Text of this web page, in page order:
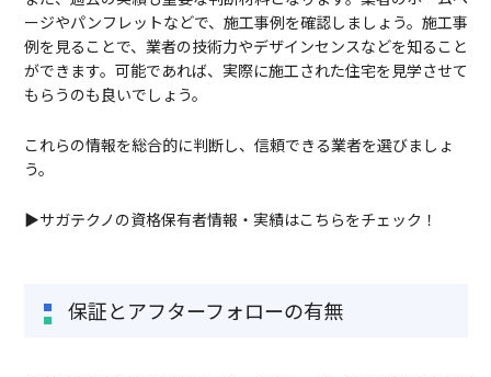
ージやパンフレットなどで、施工事例を確認しましょう。施工事
例を見ることで、業者の技術力やデザインセンスなどを知ること
ができます。可能であれば、実際に施工された住宅を見学させて
もらうのも良いでしょう。
これらの情報を総合的に判断し、信頼できる業者を選びましょ
う。
▶サガテクノの資格保有者情報・実績はこちらをチェック！
保証とアフターフォローの有無